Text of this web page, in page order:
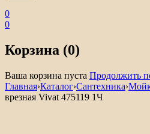
0
0
Корзина (0)
Ваша корзина пуста Продолжить
Главная›Каталог›Сантехника›
врезная Vivat 475119 1Ч